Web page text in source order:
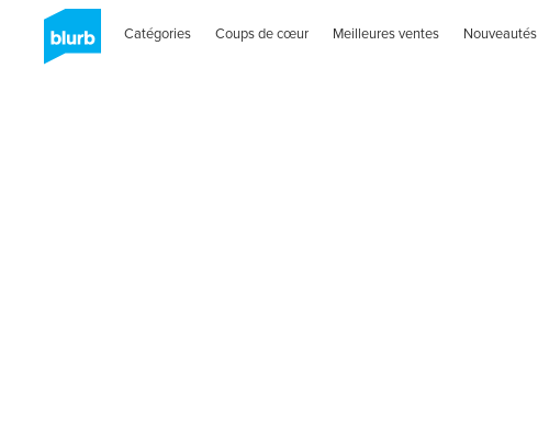
Catégories Coups de cœur Meilleures ventes Nouveautés